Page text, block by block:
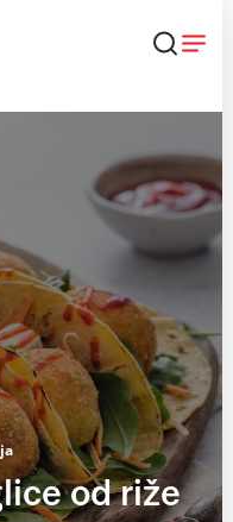
od riže